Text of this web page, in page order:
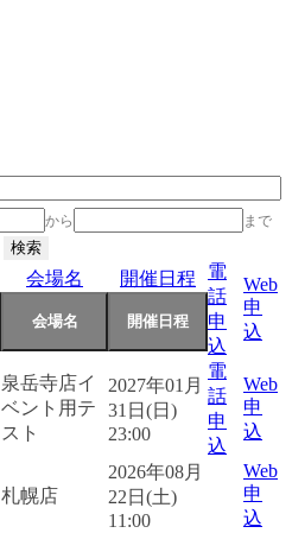
から まで
会場名 開催日程
電
話
申
込
Web
申
込
泉岳寺店イ
ベント用テ
スト
2027年01月
31日(日)
23:00
電
話
申
込
Web
申
込
札幌店
2026年08月
22日(土)
11:00
Web
申
込